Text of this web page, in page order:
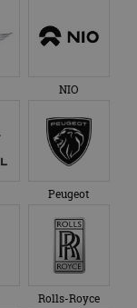
NIO
Peugeot
Rolls-Royce